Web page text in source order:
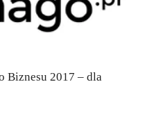
Biznesu 2017 – dla